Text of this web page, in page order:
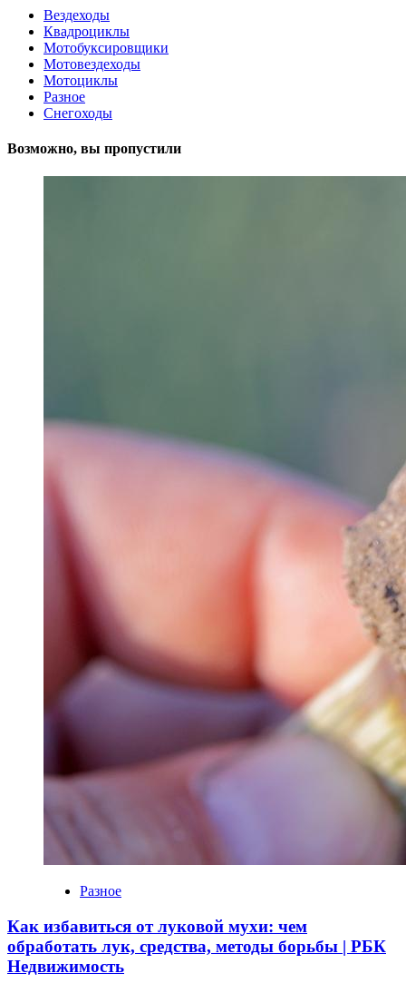
Вездеходы
Квадроциклы
Мотобуксировщики
Мотовездеходы
Мотоциклы
Разное
Снегоходы
Возможно, вы пропустили
Разное
Как избавиться от луковой мухи: чем
обработать лук, средства, методы борьбы | РБК
Недвижимость